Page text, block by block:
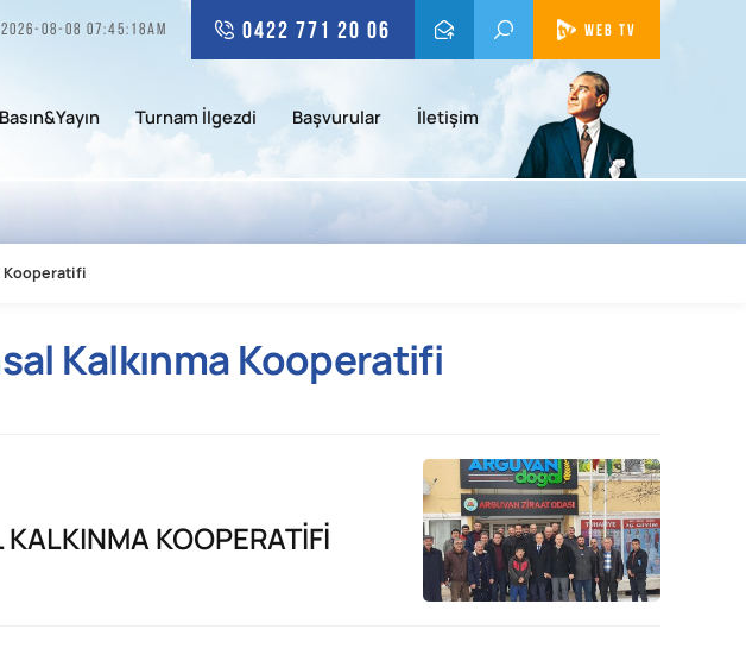
WEB TV
0422 771 20 06
2026-08-08 07:45:18am
Basın&Yayın Turnam İlgezdi Başvurular İletişim
Kooperatifi
Kalkınma Kooperatifi
KOOPERATİFİ